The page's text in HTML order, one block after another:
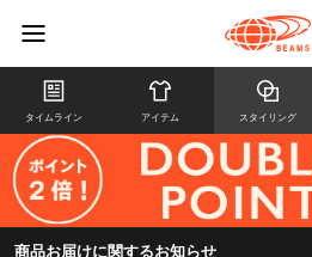
タイムライン アイテム スタイリング
商品お届けに関するお知らせ